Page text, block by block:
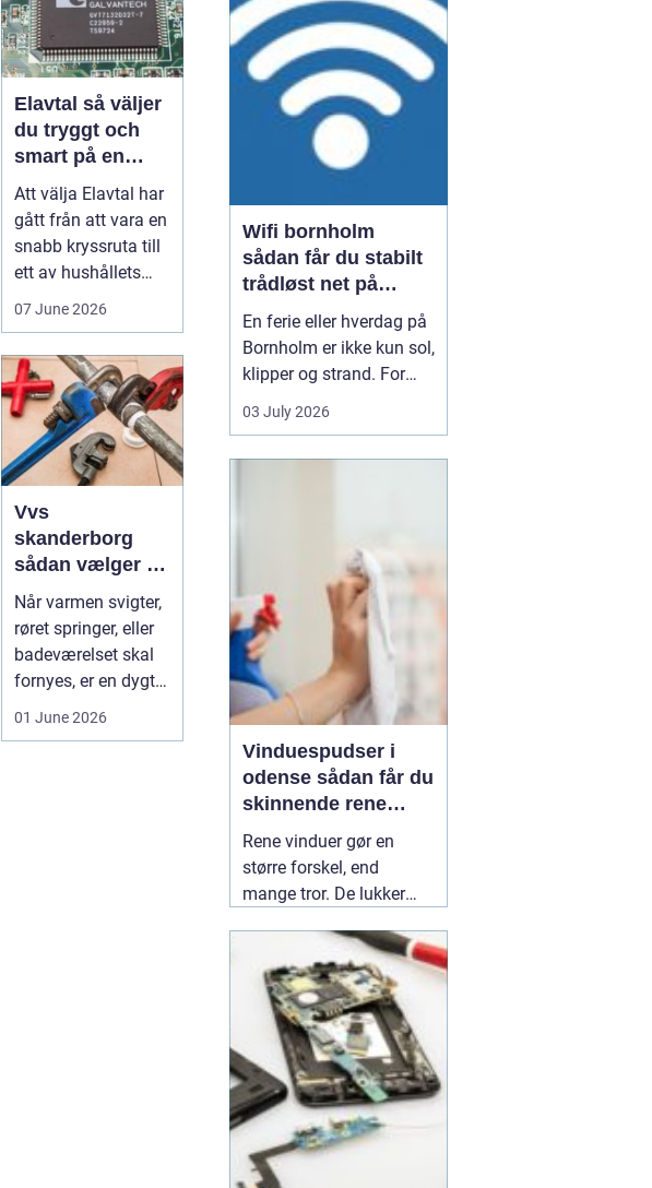
Elavtal så väljer
du tryggt och
smart på en
rörlig elmarknad
Att välja Elavtal har
gått från att vara en
snabb kryssruta till
ett av hushållets
07 June 2026
Vvs
skanderborg
sådan vælger du
den rigtige
installatør
Når varmen svigter,
røret springer, eller
badeværelset skal
fornyes, er en dygtig
01 June 2026
Samtidig kan de udnytte
resttræ fra træindustrien,
som ellers ville gå til
spil...
Wifi bornholm
sådan får du stabilt
trådløst net på
klippeøen
En ferie eller hverdag på
Bornholm er ikke kun sol,
klipper og strand. For
mange er en stabil
internetforbindelse
sommerhuset eller driver
en mindre virksomhed...
03 July 2026
Vinduespudser i
odense sådan får du
skinnende rene
ruder året rundt
Rene vinduer gør en
større forskel, end
mange tror. De lukker
erhvervsbygninger til at
fremstå velholdte og
giver et bedre indeklima.
Flere boligejere og
virksomheder vælger
derfor at bruge en
professionel01 July
2026